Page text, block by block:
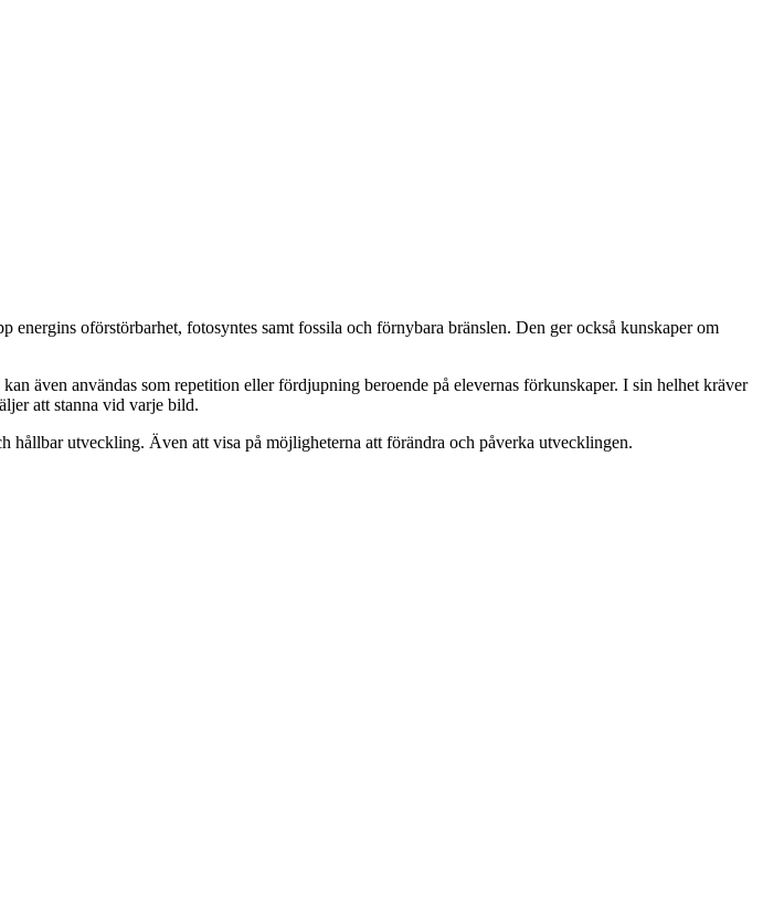
oförstörbarhet, fotosyntes samt fossila och förnybara bränslen. Den ger också kunskaper om
även användas som repetition eller fördjupning beroende på elevernas förkunskaper. I sin helhet kräver
att stanna vid varje bild.
utveckling. Även att visa på möjligheterna att förändra och påverka utvecklingen.